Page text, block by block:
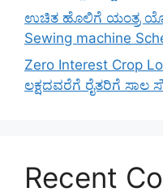
ಉಚಿತ ಹೊಲಿಗೆ ಯಂತ್ರ
Sewing machine
Zero Interest Crop
ಲಕ್ಷದವರೆಗೆ ರೈತರಿಗೆ ಸಾಲ
Recent